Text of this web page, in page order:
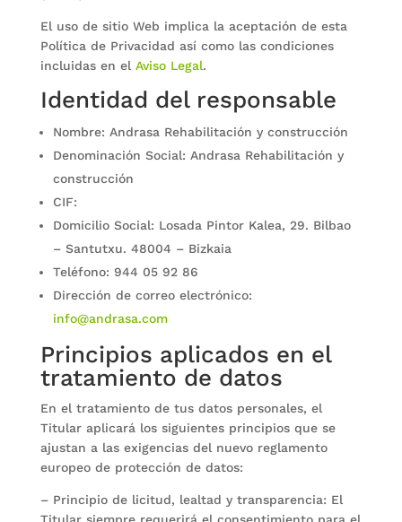
El uso de sitio Web implica la aceptación de esta
Política de Privacidad así como las condiciones
incluidas en el Aviso Legal.
Identidad del responsable
Nombre: Andrasa Rehabilitación y construcción
Denominación Social: Andrasa Rehabilitación y
construcción
CIF:
Domicilio Social: Losada Pintor Kalea, 29. Bilbao
– Santutxu. 48004 – Bizkaia
Teléfono: 944 05 92 86
Dirección de correo electrónico:
info@andrasa.com
Principios aplicados en el
tratamiento de datos
En el tratamiento de tus datos personales, el
Titular aplicará los siguientes principios que se
ajustan a las exigencias del nuevo reglamento
europeo de protección de datos:
– Principio de licitud, lealtad y transparencia: El